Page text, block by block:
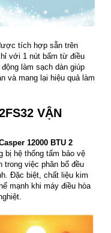
tích hợp sẵn trên
với 1 nút bấm từ điều
làm sạch dàn giúp
và mang lại hiệu quả làm
VẬN
12000 BTU 2
hệ thống tấm bảo vệ
trong việc phân bổ đều
Đặc biệt, chất liệu kim
mạnh khi máy điều hòa